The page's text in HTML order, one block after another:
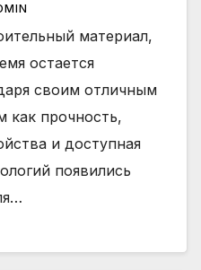
материал,
остается
своим отличным
как прочность,
и доступная
появились